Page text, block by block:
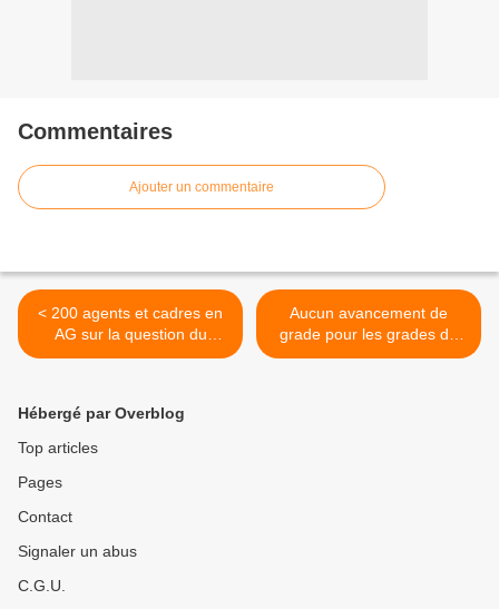
Commentaires
Ajouter un commentaire
< 200 agents et cadres en
AG sur la question du
régime indemnitaire, et
Aucun avancement de
grade pour les grades de
techncien et de rédacteur >
Hébergé par Overblog
Top articles
Pages
Contact
Signaler un abus
C.G.U.